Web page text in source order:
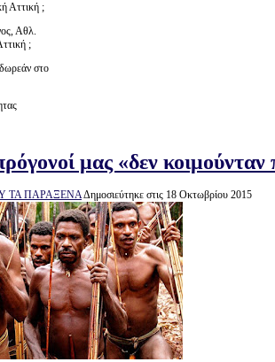
Αττική ;
Αθλ.
;
στο
μας «δεν κοιμούνταν
ΤΑ ΠΑΡΑΞΕΝΑΔημοσιεύτηκε στις 18 Οκτωβρίου 2015